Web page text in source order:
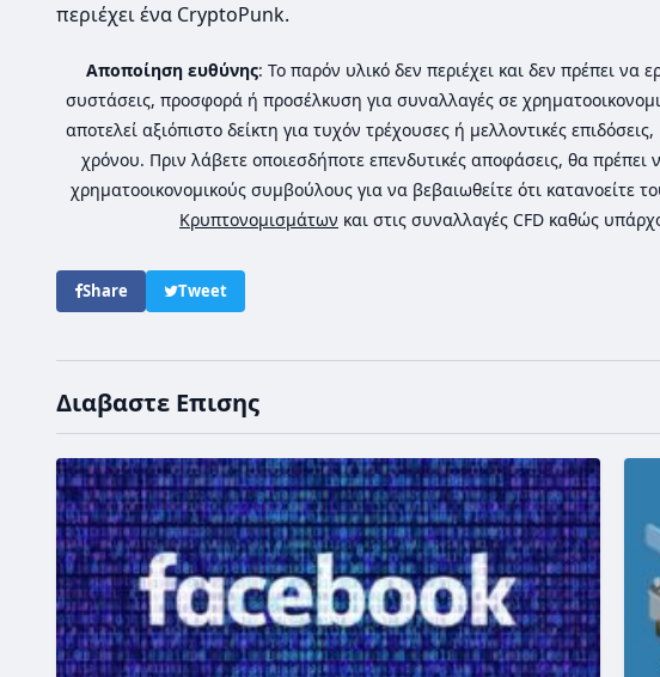
περιέχει ένα CryptoPunk.
Αποποίηση ευθύνης: Το παρόν υλικό δεν περιέχει και δεν πρέπει να
συστάσεις, προσφορά ή προσέλκυση για συναλλαγές σε
αποτελεί αξιόπιστο δείκτη για τυχόν τρέχουσες ή μελλοντικές
χρόνου. Πριν λάβετε οποιεσδήποτε επενδυτικές αποφάσεις, θα
χρηματοοικονομικούς συμβούλους για να βεβαιωθείτε ότι κατανοείτε
Κρυπτονομισμάτων και στις συναλλαγές CFD καθώς
Share Tweet
Διαβαστε Επισης